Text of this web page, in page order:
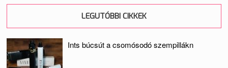
LEGUTÓBBI CIKKEK
Ints búcsút a csomósodó szempillákn